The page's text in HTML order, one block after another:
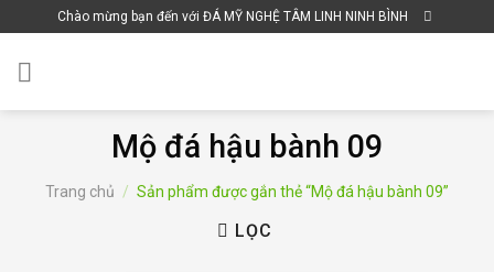
to
content
Chào mừng bạn đến với ĐÁ MỸ NGHỆ TÂM LINH NINH BÌNH
Mộ đá hậu bành 09
Trang chủ / Sản phẩm được gắn thẻ “Mộ đá hậu bành 09”
LỌC